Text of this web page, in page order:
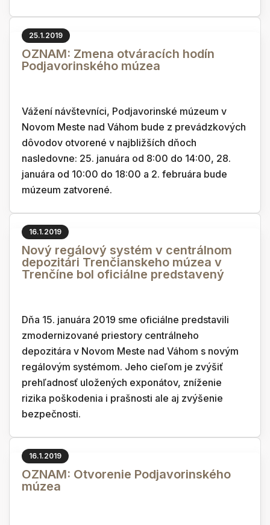
25.1.2019
OZNAM: Zmena otváracích hodín
Podjavorinského múzea
Vážení návštevníci, Podjavorinské múzeum v
Novom Meste nad Váhom bude z prevádzkových
dôvodov otvorené v najbližších dňoch
nasledovne: 25. januára od 8:00 do 14:00, 28.
januára od 10:00 do 18:00 a 2. februára bude
múzeum zatvorené.
16.1.2019
Nový regálový systém v centrálnom
depozitári Trenčianskeho múzea v
Trenčíne bol oficiálne predstavený
Dňa 15. januára 2019 sme oficiálne predstavili
zmodernizované priestory centrálneho
depozitára v Novom Meste nad Váhom s novým
regálovým systémom. Jeho cieľom je zvýšiť
prehľadnosť uložených exponátov, zníženie
rizika poškodenia i prašnosti ale aj zvýšenie
bezpečnosti.
16.1.2019
OZNAM: Otvorenie Podjavorinského
múzea